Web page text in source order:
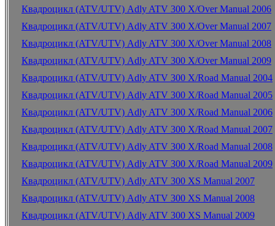
Квадроцикл (ATV/UTV) Adly ATV 300 X/Over Manual 2006
Квадроцикл (ATV/UTV) Adly ATV 300 X/Over Manual 2007
Квадроцикл (ATV/UTV) Adly ATV 300 X/Over Manual 2008
Квадроцикл (ATV/UTV) Adly ATV 300 X/Over Manual 2009
Квадроцикл (ATV/UTV) Adly ATV 300 X/Road Manual 2004
Квадроцикл (ATV/UTV) Adly ATV 300 X/Road Manual 2005
Квадроцикл (ATV/UTV) Adly ATV 300 X/Road Manual 2006
Квадроцикл (ATV/UTV) Adly ATV 300 X/Road Manual 2007
Квадроцикл (ATV/UTV) Adly ATV 300 X/Road Manual 2008
Квадроцикл (ATV/UTV) Adly ATV 300 X/Road Manual 2009
Квадроцикл (ATV/UTV) Adly ATV 300 XS Manual 2007
Квадроцикл (ATV/UTV) Adly ATV 300 XS Manual 2008
Квадроцикл (ATV/UTV) Adly ATV 300 XS Manual 2009